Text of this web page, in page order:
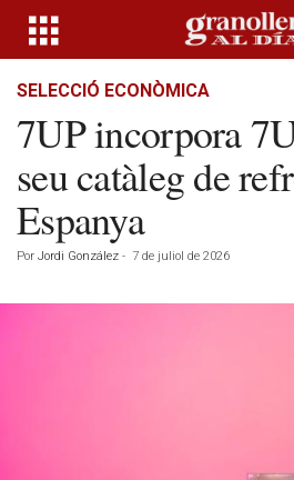
SELECCIÓ ECONÒMICA
7UP incorpora
seu catàleg de
Espanya
Por Jordi González - 7 de juliol de 2026